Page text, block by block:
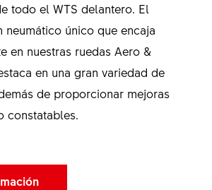
todo el WTS delantero. El
neumático único que encaja
en nuestras ruedas Aero &
en una gran variedad de
de proporcionar mejoras
constatables.